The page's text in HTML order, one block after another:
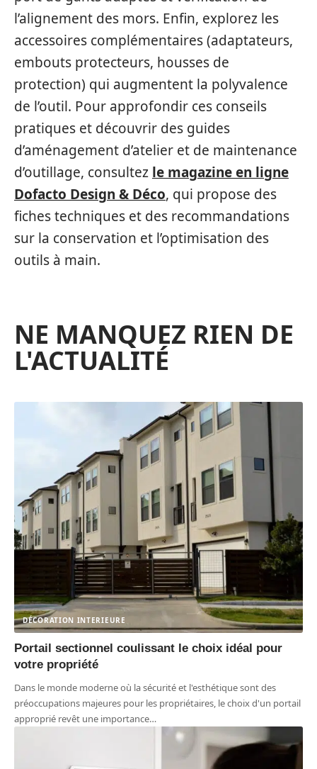
l’alignement des mors. Enfin, explorez les
accessoires complémentaires (adaptateurs,
embouts protecteurs, housses de
protection) qui augmentent la polyvalence
de l’outil. Pour approfondir ces conseils
pratiques et découvrir des guides
d’aménagement d’atelier et de maintenance
d’outillage, consultez le magazine en ligne
Dofacto Design & Déco, qui propose des
fiches techniques et des recommandations
sur la conservation et l’optimisation des
outils à main.
NE MANQUEZ RIEN DE
L'ACTUALITÉ
DÉCORATION INTERIEURE
Portail sectionnel coulissant le choix idéal pour
votre propriété
Dans le monde moderne où la sécurité et l'esthétique sont des
préoccupations majeures pour les propriétaires, le choix d'un portail
approprié revêt une importance…